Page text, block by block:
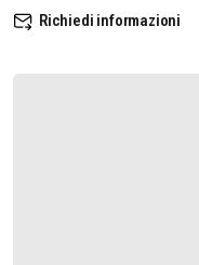
Richiedi informazioni